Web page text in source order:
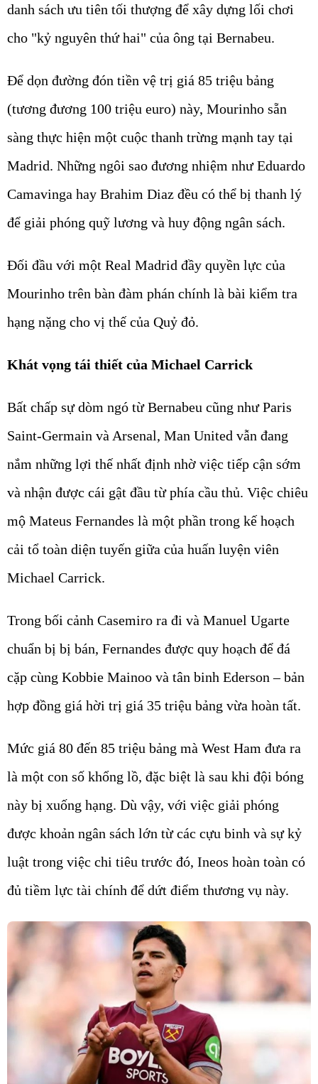
danh sách ưu tiên tối thượng để xây dựng lối chơi
cho "kỷ nguyên thứ hai" của ông tại Bernabeu.
Để dọn đường đón tiền vệ trị giá 85 triệu bảng
(tương đương 100 triệu euro) này, Mourinho sẵn
sàng thực hiện một cuộc thanh trừng mạnh tay tại
Madrid. Những ngôi sao đương nhiệm như Eduardo
Camavinga hay Brahim Diaz đều có thể bị thanh lý
để giải phóng quỹ lương và huy động ngân sách.
Đối đầu với một Real Madrid đầy quyền lực của
Mourinho trên bàn đàm phán chính là bài kiểm tra
hạng nặng cho vị thế của Quỷ đỏ.
Khát vọng tái thiết của Michael Carrick
Bất chấp sự dòm ngó từ Bernabeu cũng như Paris
Saint-Germain và Arsenal, Man United vẫn đang
nắm những lợi thế nhất định nhờ việc tiếp cận sớm
và nhận được cái gật đầu từ phía cầu thủ. Việc chiêu
mộ Mateus Fernandes là một phần trong kế hoạch
cải tổ toàn diện tuyến giữa của huấn luyện viên
Michael Carrick.
Trong bối cảnh Casemiro ra đi và Manuel Ugarte
chuẩn bị bị bán, Fernandes được quy hoạch để đá
cặp cùng Kobbie Mainoo và tân binh Ederson – bản
hợp đồng giá hời trị giá 35 triệu bảng vừa hoàn tất.
Mức giá 80 đến 85 triệu bảng mà West Ham đưa ra
là một con số khổng lồ, đặc biệt là sau khi đội bóng
này bị xuống hạng. Dù vậy, với việc giải phóng
được khoản ngân sách lớn từ các cựu binh và sự kỷ
luật trong việc chi tiêu trước đó, Ineos hoàn toàn có
đủ tiềm lực tài chính để dứt điểm thương vụ này.